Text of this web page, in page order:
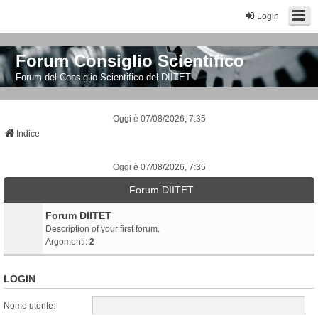
Login
Forum Consiglio Scientifico
Forum del Consiglio Scientifico del DIITET
Oggi è 07/08/2026, 7:35
Indice
Oggi è 07/08/2026, 7:35
Forum DIITET
Forum DIITET
Description of your first forum.
Argomenti: 2
LOGIN
Nome utente: